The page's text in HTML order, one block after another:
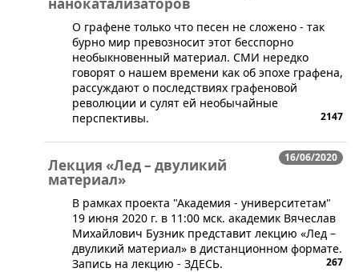
​О графене только что песен не сложено - так
бурно мир превозносит этот бесспорно
необыкновенный материал. СМИ нередко
говорят о нашем времени как об эпохе графена,
рассуждают о последствиях графеновой
революции и сулят ей необычайные
перспективы.
2147
16/06/2020
Лекция «Лед – двуликий
материал»
В рамках проекта "Академия - университетам"
19 июня 2020 г. в 11:00 мск. академик Вячеслав
Михайлович Бузник представит лекцию «Лед –
двуликий материал» в дистанционном формате.
Запись на лекцию - ЗДЕСЬ.
267